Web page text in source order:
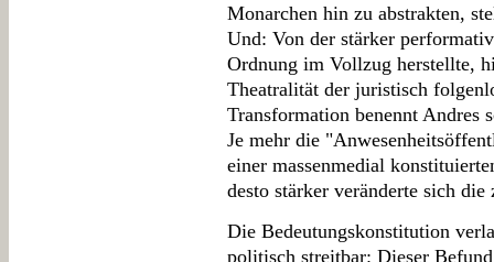
Monarchen hin zu abstrakten,
Und: Von der stärker
Ordnung im Vollzug herstellte,
Theatralität der juristisch
Transformation benennt
Je mehr die
einer massenmedial
desto stärker veränderte sich
Die Bedeutungskonstitution
politisch streitbar: Dieser